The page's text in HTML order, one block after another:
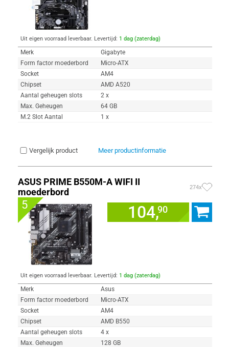
Uit eigen voorraad leverbaar. Levertijd: 1 dag (zaterdag)
Merk
Gigabyte
Form factor moederbord
Micro-ATX
Socket
AM4
Chipset
AMD A520
Aantal geheugen slots
2 x
Max. Geheugen
64 GB
M.2 Slot Aantal
1 x
Vergelijk product Meer productinformatie
ASUS PRIME B550M-A WIFI II
moederbord
274x
5 104,90
Uit eigen voorraad leverbaar. Levertijd: 1 dag (zaterdag)
Merk
Asus
Form factor moederbord
Micro-ATX
Socket
AM4
Chipset
AMD B550
Aantal geheugen slots
4 x
Max. Geheugen
128 GB